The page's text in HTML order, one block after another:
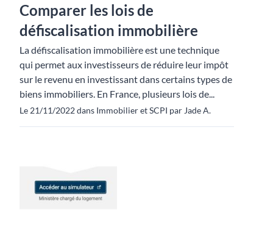
Comparer les lois de
défiscalisation immobilière
La défiscalisation immobilière est une technique
qui permet aux investisseurs de réduire leur impôt
sur le revenu en investissant dans certains types de
biens immobiliers. En France, plusieurs lois de...
Le 21/11/2022 dans Immobilier et SCPI par Jade A.